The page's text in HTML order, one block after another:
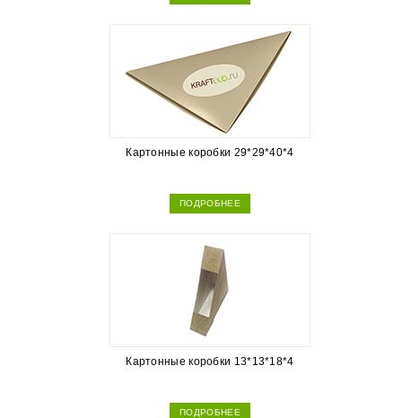
Картонные коробки 29*29*40*4
ПОДРОБНЕЕ
Картонные коробки 13*13*18*4
ПОДРОБНЕЕ